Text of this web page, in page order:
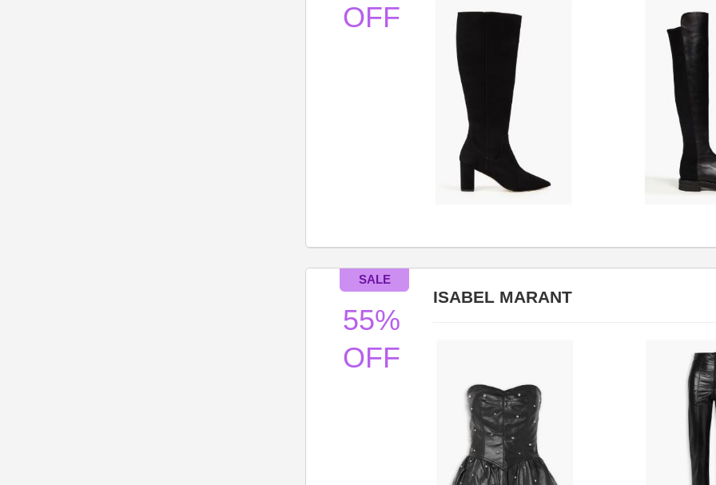
OFF
55%
OFF
ISABEL MARANT